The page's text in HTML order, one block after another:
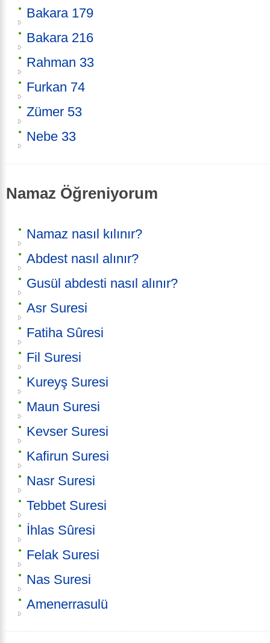
Bakara 179
Bakara 216
Rahman 33
Furkan 74
Zümer 53
Nebe 33
Namaz Öğreniyorum
Namaz nasıl kılınır?
Abdest nasıl alınır?
Gusül abdesti nasıl alınır?
Asr Suresi
Fatiha Sûresi
Fil Suresi
Kureyş Suresi
Maun Suresi
Kevser Suresi
Kafirun Suresi
Nasr Suresi
Tebbet Suresi
İhlas Sûresi
Felak Suresi
Nas Suresi
Amenerrasulü